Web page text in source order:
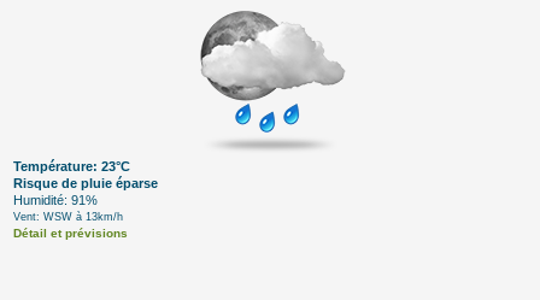
Température: 23°C
Risque de pluie éparse
Humidité: 91%
Vent: WSW à 13km/h
Détail et prévisions